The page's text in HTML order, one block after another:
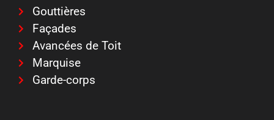
Gouttières
Façades
Avancées de Toit
Marquise
Garde-corps